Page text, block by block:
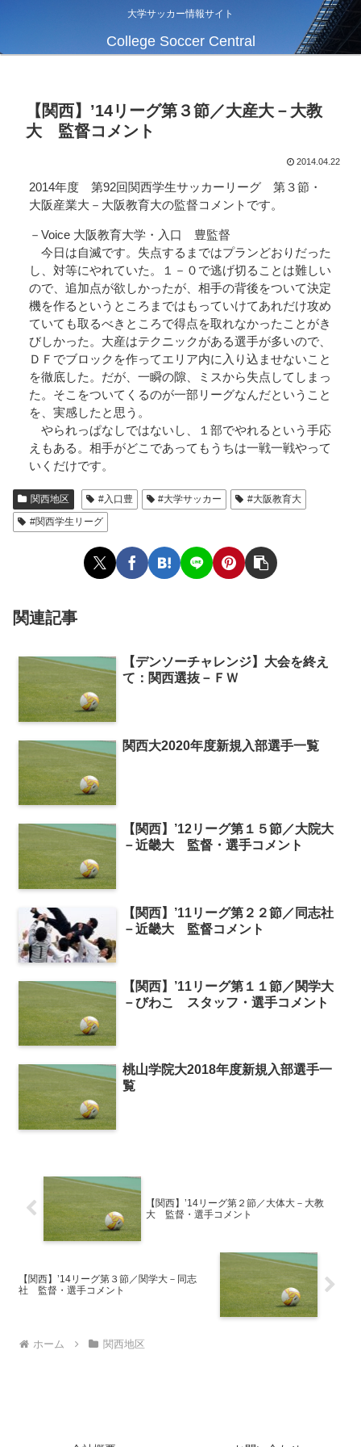
大学サッカー情報サイト
College Soccer Central
【関西】’14リーグ第３節／大産大－大教
大 監督コメント
2014.04.22
2014年度 第92回関西学生サッカーリーグ 第３節・
大阪産業大－大阪教育大の監督コメントです。
－Voice 大阪教育大学・入口 豊監督
今日は自滅です。失点するまではプランどおりだった
し、対等にやれていた。１－０で逃げ切ることは難しい
ので、追加点が欲しかったが、相手の背後をついて決定
機を作るというところまではもっていけてあれだけ攻め
ていても取るべきところで得点を取れなかったことがき
びしかった。大産はテクニックがある選手が多いので、
ＤＦでブロックを作ってエリア内に入り込ませないこと
を徹底した。だが、一瞬の隙、ミスから失点してしまっ
た。そこをついてくるのが一部リーグなんだということ
を、実感したと思う。
やられっぱなしではないし、１部でやれるという手応
えもある。相手がどこであってもうちは一戦一戦やって
いくだけです。
関西地区 #入口豊 #大学サッカー
#大阪教育大
#関西学生リーグ
関連記事
【デンソーチャレンジ】大会を終え
て：関西選抜－ＦＷ
関西大2020年度新規入部選手一覧
【関西】’12リーグ第１５節／大院大
－近畿大 監督・選手コメント
【関西】’11リーグ第２２節／同志社
－近畿大 監督コメント
【関西】’11リーグ第１１節／関学大
－びわこ スタッフ・選手コメント
桃山学院大2018年度新規入部選手一
覧
【関西】’14リーグ第２節／大体大－大教
大 監督・選手コメント
【関西】’14リーグ第３節／関学大－同志
社 監督・選手コメント
ホーム 関西地区